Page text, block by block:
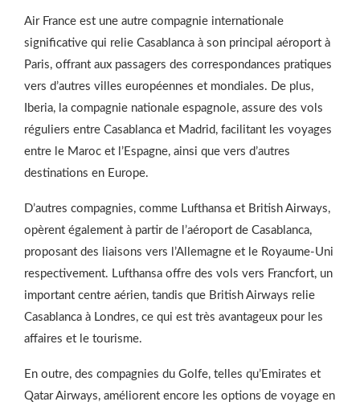
Air France est une autre compagnie internationale
significative qui relie Casablanca à son principal aéroport à
Paris, offrant aux passagers des correspondances pratiques
vers d’autres villes européennes et mondiales. De plus,
Iberia, la compagnie nationale espagnole, assure des vols
réguliers entre Casablanca et Madrid, facilitant les voyages
entre le Maroc et l’Espagne, ainsi que vers d’autres
destinations en Europe.
D’autres compagnies, comme Lufthansa et British Airways,
opèrent également à partir de l’aéroport de Casablanca,
proposant des liaisons vers l’Allemagne et le Royaume-Uni
respectivement. Lufthansa offre des vols vers Francfort, un
important centre aérien, tandis que British Airways relie
Casablanca à Londres, ce qui est très avantageux pour les
affaires et le tourisme.
En outre, des compagnies du Golfe, telles qu’Emirates et
Qatar Airways, améliorent encore les options de voyage en